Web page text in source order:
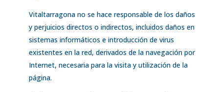
Vitaltarragona no se hace responsable de los daños
y perjuicios directos o indirectos, incluidos daños en
sistemas informáticos e introducción de virus
existentes en la red, derivados de la navegación por
Internet, necesaria para la visita y utilización de la
página.